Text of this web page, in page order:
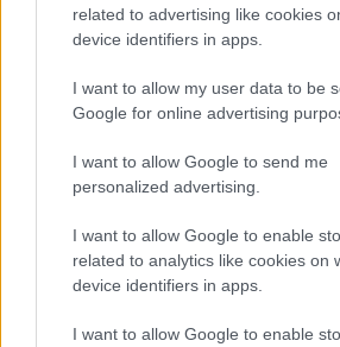
related to advertising like cookies
device identifiers in apps.
I want to allow my user data to be
Google for online advertising
I want to allow Google to send me
personalized advertising.
I want to allow Google to enable
related to analytics like cookies on
device identifiers in apps.
I want to allow Google to enable